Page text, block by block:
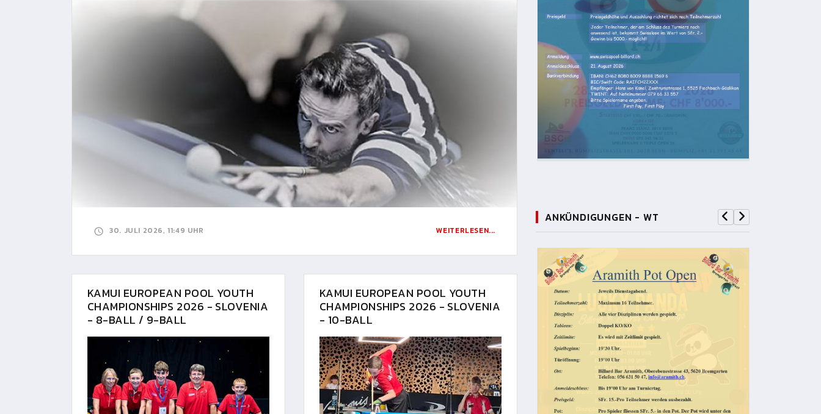
30. JULI 2026, 11:49 UHR WEITERLESEN...
KAMUI EUROPEAN POOL YOUTH
CHAMPIONSHIPS 2026 - SLOVENIA
- 8-BALL / 9-BALL
KAMUI EUROPEAN POOL YOUTH
CHAMPIONSHIPS 2026 - SLOVENIA
- 10-BALL
ANKÜNDIGUNGEN - WT